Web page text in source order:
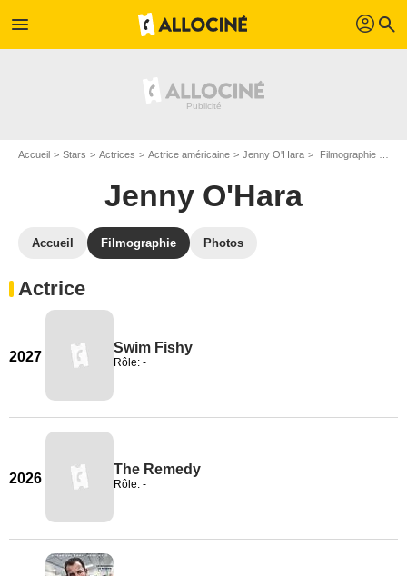
menu profil search
Accueil Stars Actrices Actrice américaine Jenny O'Hara Filmographie Jenny O'Hara
Jenny O'Hara
Accueil Filmographie Photos
Actrice
2027
Swim Fishy
Rôle: -
2026
The Remedy
Rôle: -